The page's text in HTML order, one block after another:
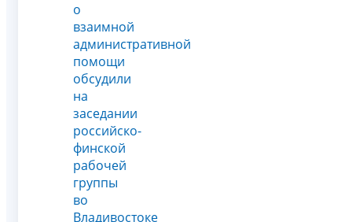
о
взаимной
административной
помощи
обсудили
на
заседании
российско-
финской
рабочей
группы
во
Владивостоке